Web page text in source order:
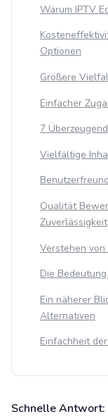
Warum IPTV
Optionen
Größere
Einfacher
7
Vielfältige
Qualität
Zuverlässigkeit
Verstehen
Die
Ein näherer
Alternativen
Einfachheit
Schnelle Antwort: